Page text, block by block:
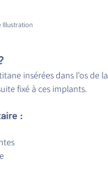
Illustration
insérées dans l'os de
fixé à ces implants.
: